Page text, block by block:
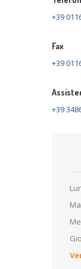
+39
Fax
+39
+39